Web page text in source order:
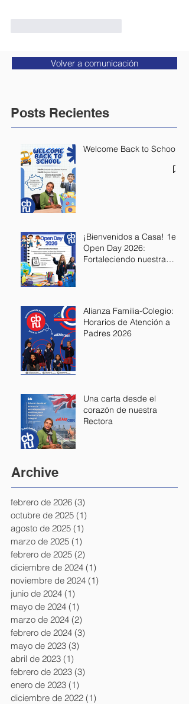
Volver a comunicación
Posts Recientes
Welcome Back to School
¡Bienvenidos a Casa! 1er
Open Day 2026:
Fortaleciendo nuestra
Alianza Familia-Colegio:
Horarios de Atención a
Padres 2026
Una carta desde el
corazón de nuestra
Rectora
Archive
febrero de 2026 (3)
octubre de 2025 (1)
agosto de 2025 (1)
marzo de 2025 (1)
febrero de 2025 (2)
diciembre de 2024 (1)
noviembre de 2024 (1)
junio de 2024 (1)
mayo de 2024 (1)
marzo de 2024 (2)
febrero de 2024 (3)
mayo de 2023 (3)
abril de 2023 (1)
febrero de 2023 (3)
enero de 2023 (1)
diciembre de 2022 (1)